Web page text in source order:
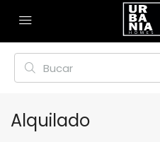
Alquilado